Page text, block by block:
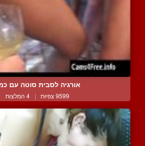
אורגיה לסבית סוטה עם
9599 צפיות | 4 המלצות